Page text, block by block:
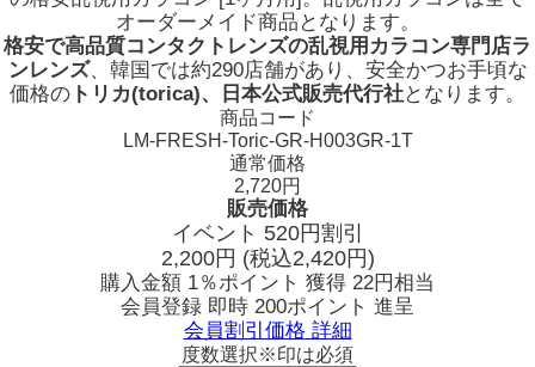
オーダーメイド商品となります。
格安で高品質コンタクトレンズの乱視用カラコン専門店ラ
ンレンズ、韓国では約290店舗があり、安全かつお手頃な
価格の トリカ(torica)、日本公式販売代行社となります。
商品コード
LM-FRESH-Toric-GR-H003GR-1T
通常価格
2,720円
販売価格
イベント 520円割引
2,200円 (税込2,420円)
購入金額 1％ポイント 獲得 22円相当
会員登録 即時 200ポイント 進呈
会員割引価格 詳細
度数選択※印は必須